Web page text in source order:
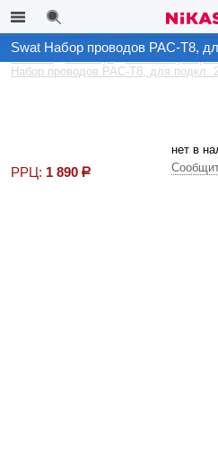
Автозвук Комплектующие
Набор проводов PAC-T8, для подкл.
Swat Набор проводов PAC-T8,
РРЦ: 1 890 р
нет в